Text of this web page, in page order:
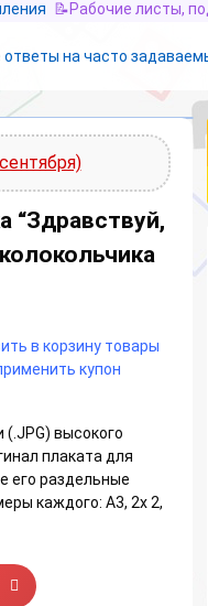
📝Рабочие листы,
ответы на часто
“Здравствуй,
в корзину товары
купон
высокого
плаката для
его раздельные
каждого: А3, 2х 2,
вырубка